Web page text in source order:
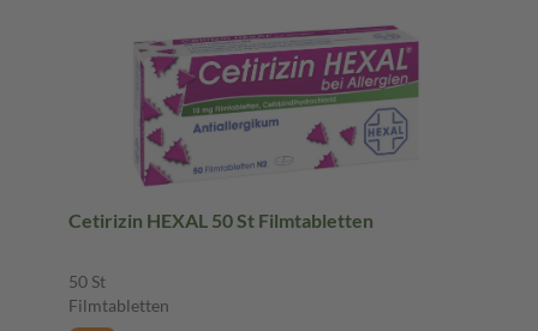
Cetirizin HEXAL 50 St Filmtabletten
50 St
Filmtabletten